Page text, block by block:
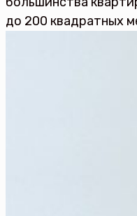
до 200 квадратных